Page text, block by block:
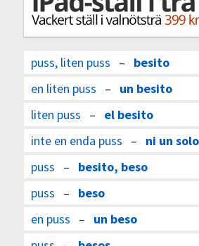
puss, liten puss – besito
en liten puss – un besito
liten puss – el besito
inte en enda puss – ni un
puss – besito, beso
puss – beso
en puss – un beso